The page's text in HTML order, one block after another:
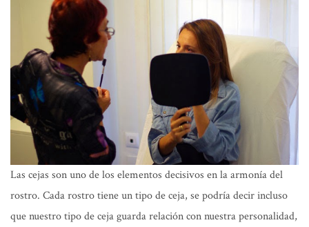
Las cejas son uno de los elementos decisivos en la armonía del
rostro. Cada rostro tiene un tipo de ceja, se podría decir incluso
que nuestro tipo de ceja guarda relación con nuestra personalidad,